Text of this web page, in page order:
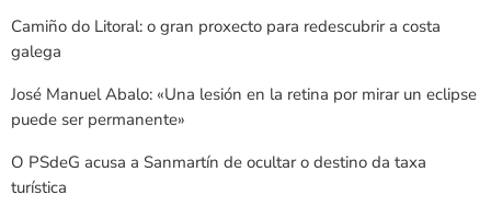
Camiño do Litoral: o gran proxecto para redescubrir a costa
galega
José Manuel Abalo: «Una lesión en la retina por mirar un eclipse
puede ser permanente»
O PSdeG acusa a Sanmartín de ocultar o destino da taxa
turística